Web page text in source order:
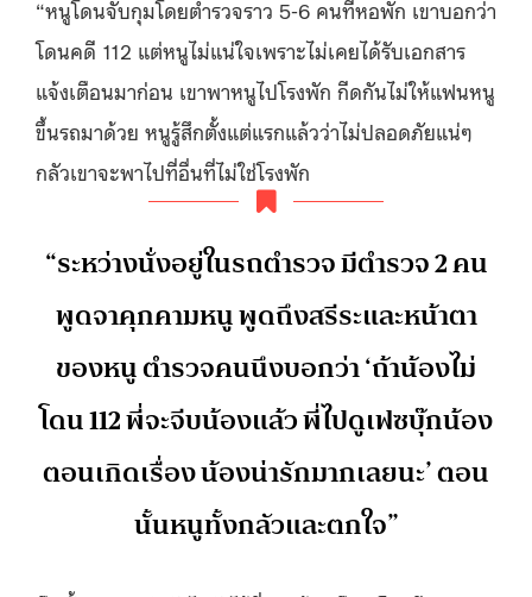
“หนูโดนจับกุมโดยตำรวจราว 5-6 คนที่หอพัก เขาบอกว่า
โดนคดี 112 แต่หนูไม่แน่ใจเพราะไม่เคยได้รับเอกสาร
แจ้งเตือนมาก่อน เขาพาหนูไปโรงพัก กีดกันไม่ให้แฟนหนู
ขึ้นรถมาด้วย หนูรู้สึกตั้งแต่แรกแล้วว่าไม่ปลอดภัยแน่ๆ
กลัวเขาจะพาไปที่อื่นที่ไม่ใช่โรงพัก
“ระหว่างนั่งอยู่ในรถตำรวจ มีตำรวจ 2 คน
พูดจาคุกคามหนู พูดถึงสรีระและหน้าตา
ของหนู ตำรวจคนนึงบอกว่า ‘ถ้าน้องไม่
โดน 112 พี่จะจีบน้องแล้ว พี่ไปดูเฟซบุ๊กน้อง
ตอนเกิดเรื่อง น้องน่ารักมากเลยนะ’ ตอน
นั้นหนูทั้งกลัวและตกใจ”